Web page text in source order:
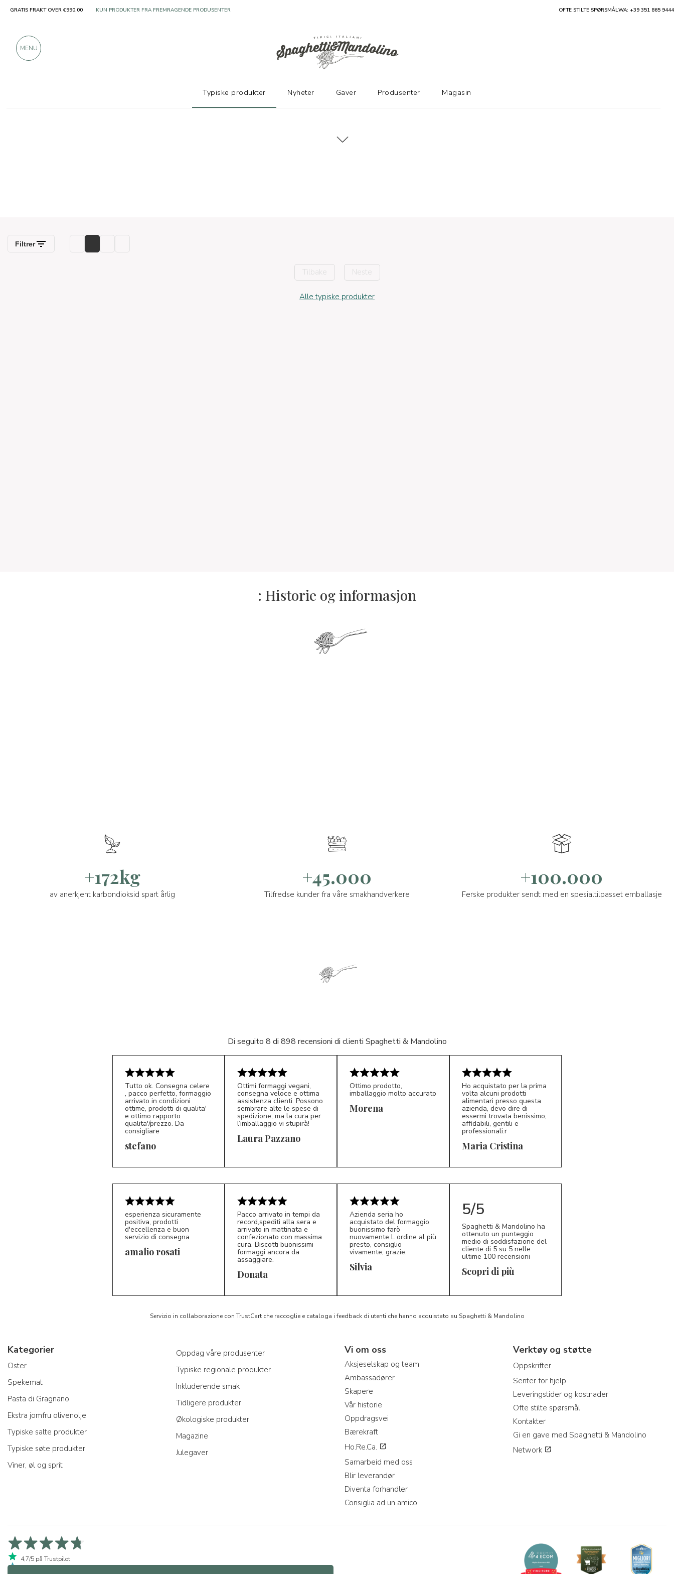
Tilbake Neste
Alle typiske produkter
: Historie og informasjon
+172kg
av anerkjent karbondioksid spart årlig
+45.000
Tilfredse kunder fra våre smakhandverkere
+100.000
Ferske produkter sendt med en spesialtilpasset emballasje
Di seguito 8 di 898 recensioni di clienti Spaghetti & Mandolino
S*
Tutto ok. Consegna celere
, pacco perfetto, formaggio
arrivato in condizioni
ottime, prodotti di qualita'
e ottimo rapporto
qualita'/prezzo. Da
consigliare
stefano LP 5/5
Ottimi formaggi vegani,
consegna veloce e ottima
assistenza clienti. Possono
sembrare alte le spese di
spedizione, ma la cura per
l’imballaggio vi stupirà!
Laura Pazzano
Ottimo prodotto,
imballaggio molto accurato
Morena
MC 5/5
Ho acquistato per la prima
volta alcuni prodotti
alimentari presso questa
azienda, devo dire di
essermi trovata benissimo,
affidabili, gentili e
professionali.r
Maria Cristina
esperienza sicuramente
positiva, prodotti
d'eccellenza e buon
servizio di consegna
amalio rosati
D*
Pacco arrivato in tempi da
record,spediti alla sera e
arrivato in mattinata e
confezionato con massima
cura. Biscotti buonissimi
formaggi ancora da
assaggiare.
Donata S*
Azienda seria ho
acquistato del formaggio
buonissimo farò
nuovamente L ordine al più
presto, consiglio
vivamente, grazie.
Silvia
5/5
Spaghetti & Mandolino ha
ottenuto un punteggio
medio di soddisfazione del
cliente di 5 su 5 nelle
ultime 100 recensioni
Scopri di più
Servizio in collaborazione con TrustCart che raccoglie e cataloga i feedback di utenti che hanno acquistato su Spaghetti & Mandolino
Kategorier
Oster
Spekemat
Pasta di Gragnano
Ekstra jomfru olivenolje
Typiske salte produkter
Typiske søte produkter
Viner, øl og sprit
Oppdag våre produsenter
Typiske regionale produkter
Inkluderende smak
Tidligere produkter
Økologiske produkter
Magazine
Julegaver
Vi om oss
Aksjeselskap og team
Ambassadører
Skapere
Vår historie
Oppdragsvei
Bærekraft
Ho.Re.Ca.
Samarbeid med oss
Blir leverandør
Diventa forhandler
Consiglia ad un amico
Verktøy og støtte
Oppskrifter
Senter for hjelp
Leveringstider og kostnader
Ofte stilte spørsmål
Kontakter
Gi en gave med Spaghetti & Mandolino
Network
4,7/5 på Trustpilot
GRATIS FRAKT OVER €990,00 KUN PRODUKTER FRA FREMRAGENDE PRODUSENTER OFTE STILTE SPØRSMÅLWA: +39 351 865 9444
MENU
Typiske produkter Nyheter Gaver Produsenter Magasin